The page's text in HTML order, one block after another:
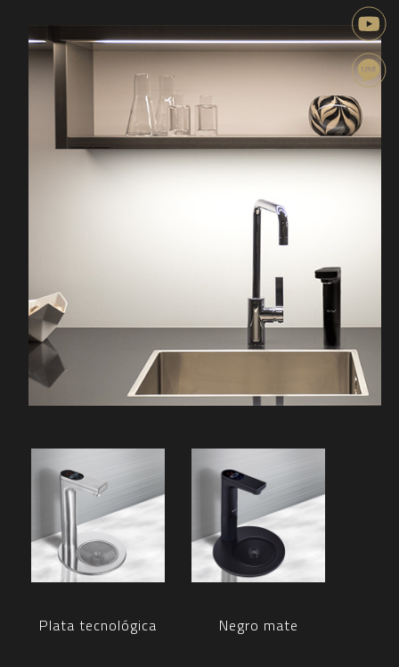
Plata tecnológica Negro mate